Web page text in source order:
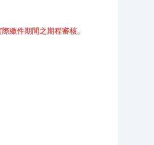
繳件期間之期程審核。